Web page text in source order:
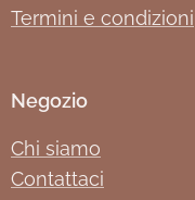
Termini e condizioni
Negozio
Chi siamo
Contattaci